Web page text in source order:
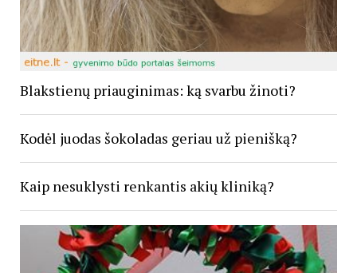
Blakstienų priauginimas: ką svarbu žinoti?
Kodėl juodas šokoladas geriau už pienišką?
Kaip nesuklysti renkantis akių kliniką?